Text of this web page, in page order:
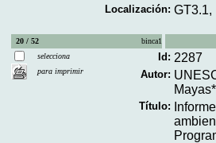
Localización: GT3.1,
20 / 52
binca1
selecciona
para imprimir
Id: 2287
Autor:
Título: